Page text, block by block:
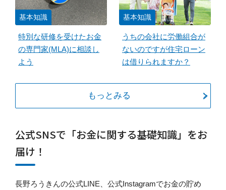
基本知識
特別な研修を受けたお金
の専門家(MLA)に相談し
よう
基本知識
うちの会社に労働組合が
ないのですが住宅ローン
は借りられますか？
もっとみる
公式SNSで「お金に関する基礎知識」をお
届け！
長野ろうきんの公式LINE、公式Instagramでお金の貯め